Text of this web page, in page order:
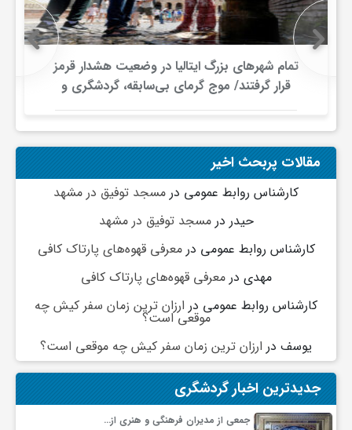
تمام شهرهای بزرگ ایتالیا در وضعیت هشدار قرمز
قرار گرفتند/ موج گرمای بی‌سابقه، گردشگری و
زیرساخت‌های اروپا را تحت فشار قرار داد
مقالات پربحث اخیر
کارشناس روابط عمومی در مسجد توفیق در مشهد
حیدر درمسجد توفیق در مشهد
کارشناس روابط عمومی درمعرفی قهوه‌های پارتاک کافی
مهدی درمعرفی قهوه‌های پارتاک کافی
کارشناس روابط عمومی در ارزان ترین زمان سفر کیش چه
موقعی است؟
یوسف در ارزان ترین زمان سفر کیش چه موقعی است؟
جدیدترین اخبار گردشگری
جمعی از مدیران فرهنگی و هنری از…